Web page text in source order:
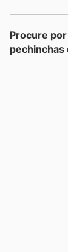
Procure
pechinchas